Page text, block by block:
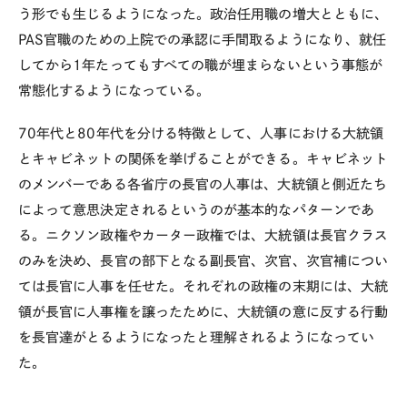
う形でも生じるようになった。政治任用職の増大とともに、
PAS官職のための上院での承認に手間取るようになり、就任
してから1年たってもすべての職が埋まらないという事態が
常態化するようになっている。
70年代と80年代を分ける特徴として、人事における大統領
とキャビネットの関係を挙げることができる。キャビネット
のメンバーである各省庁の長官の人事は、大統領と側近たち
によって意思決定されるというのが基本的なパターンであ
る。ニクソン政権やカーター政権では、大統領は長官クラス
のみを決め、長官の部下となる副長官、次官、次官補につい
ては長官に人事を任せた。それぞれの政権の末期には、大統
領が長官に人事権を譲ったために、大統領の意に反する行動
を長官達がとるようになったと理解されるようになってい
た。